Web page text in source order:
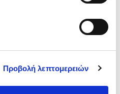
Προβολή λεπτομερειών